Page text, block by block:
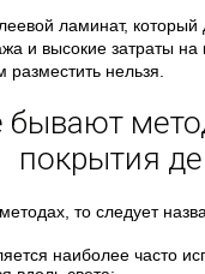
ламинат, который
и высокие затраты
нельзя.
бывают
покрытия
то следует
наиболее часто